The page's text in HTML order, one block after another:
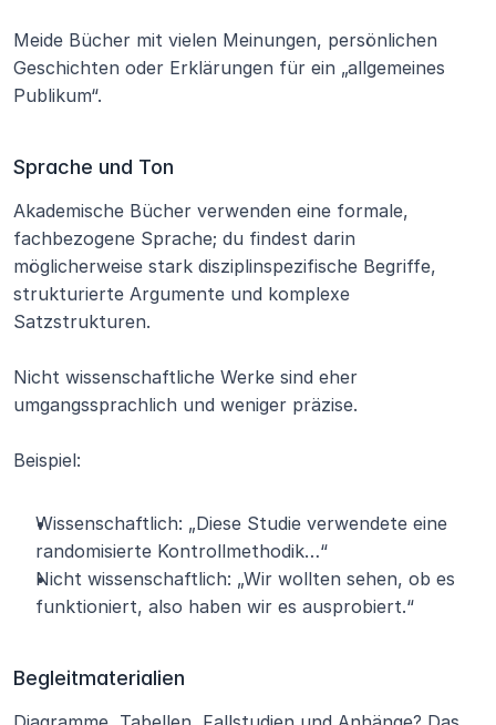
Meide Bücher mit vielen Meinungen, persönlichen
Geschichten oder Erklärungen für ein „allgemeines
Publikum“.
Sprache und Ton
Akademische Bücher verwenden eine formale,
fachbezogene Sprache; du findest darin
möglicherweise stark disziplinspezifische Begriffe,
strukturierte Argumente und komplexe
Satzstrukturen.
Nicht wissenschaftliche Werke sind eher
umgangssprachlich und weniger präzise.
Beispiel:
Wissenschaftlich: „Diese Studie verwendete eine
randomisierte Kontrollmethodik…“
Nicht wissenschaftlich: „Wir wollten sehen, ob es
funktioniert, also haben wir es ausprobiert.“
Begleitmaterialien